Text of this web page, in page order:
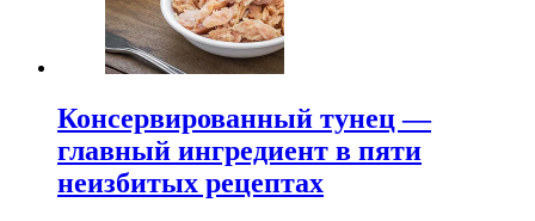
Консервированный тунец —
главный ингредиент в пяти
неизбитых рецептах